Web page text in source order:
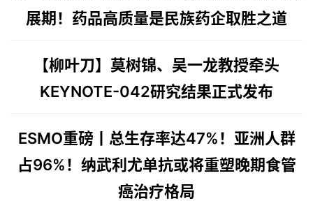
区
精
展期！ 药品高质量是民族药企取胜之道
【柳叶刀】莫树锦、吴一龙教授牵头
KEYNOTE-042研究结果正式发布
ESMO重磅丨总生存率达47%！ 亚洲人群
占96%！ 纳武利尤单抗或将重塑晚期食管
癌治疗格局